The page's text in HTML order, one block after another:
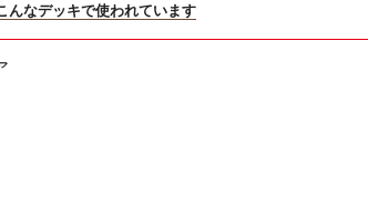
んなデッキで使われています